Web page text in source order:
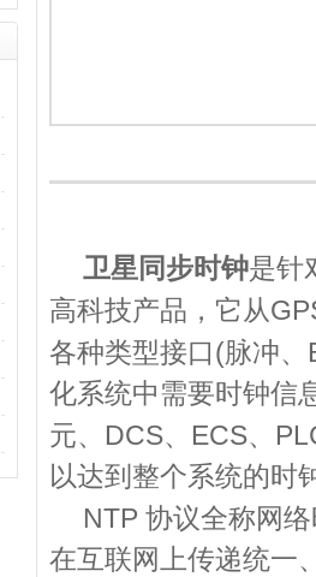
卫星同步时钟是针
高科技产品，它从
各种类型接口 (脉冲、
化系统中需要时钟信
元、 DCS、 ECS、
以达到整个系统的时
NTP 协议全称网
在互联网上传递统一